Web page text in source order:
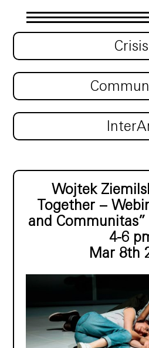
Crisis
Wojtek
Together –
and
4-6
Mar 8th